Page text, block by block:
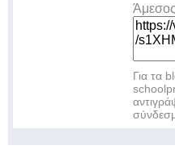
Για τα